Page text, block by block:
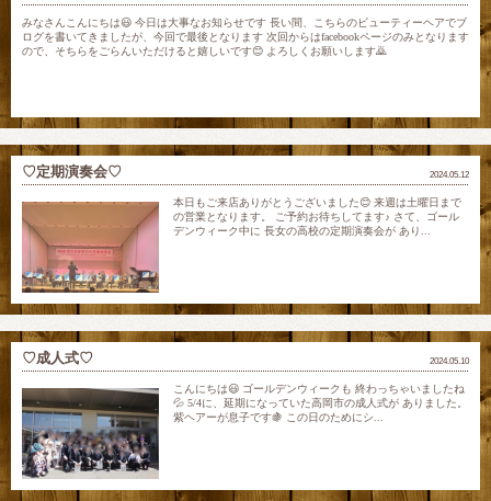
みなさんこんにちは😃 今日は大事なお知らせです 長い間、こちらのビューティーヘアでブ
ログを書いてきましたが、今回で最後となります 次回からはfacebookページのみとなります
ので、そちらをごらんいただけると嬉しいです😊 よろしくお願いします🙇
2024.05.12
♡定期演奏会♡
本日もご来店ありがとうございました😊 来週は土曜日まで
の営業となります。 ご予約お待ちしてます♪ さて、ゴール
デンウィーク中に 長女の高校の定期演奏会が あり...
2024.05.10
♡成人式♡
こんにちは😃 ゴールデンウィークも 終わっちゃいましたね
💦 5/4に、延期になっていた高岡市の成人式が ありました。
紫ヘアーが息子です🍇 この日のためにシ...